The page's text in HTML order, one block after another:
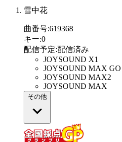
雪中花
曲番号:619368
キー:0
配信予定:配信済み
JOYSOUND X1
JOYSOUND MAX GO
JOYSOUND MAX2
JOYSOUND MAX
その他